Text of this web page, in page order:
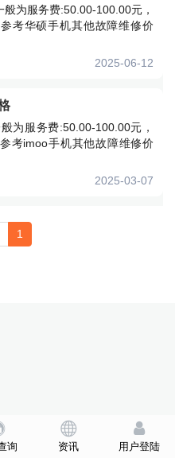
为服务费:50.00-100.00元，
考华硕手机其他故障维修价
2025-06-12
为服务费:50.00-100.00元，
考imoo手机其他故障维修价
2025-03-07
1
询 资讯 用户登陆